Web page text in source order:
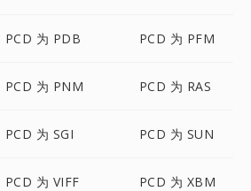
PCD 为 PDB PCD 为 PFM
PCD 为 PNM PCD 为 RAS
PCD 为 SGI PCD 为 SUN
PCD 为 VIFF PCD 为 XBM